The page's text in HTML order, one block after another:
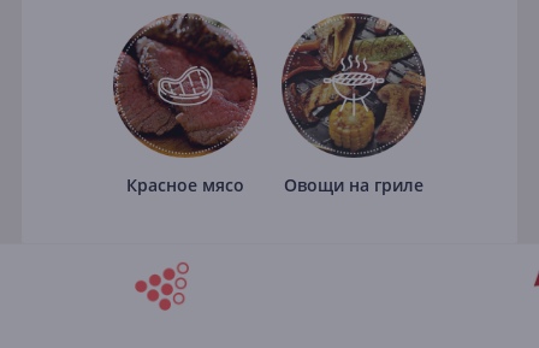
Красное мясо Овощи на гриле